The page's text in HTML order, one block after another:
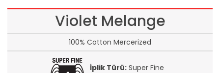
Violet Melange
100% Cotton Mercerized
İplik Türü:Super Fine